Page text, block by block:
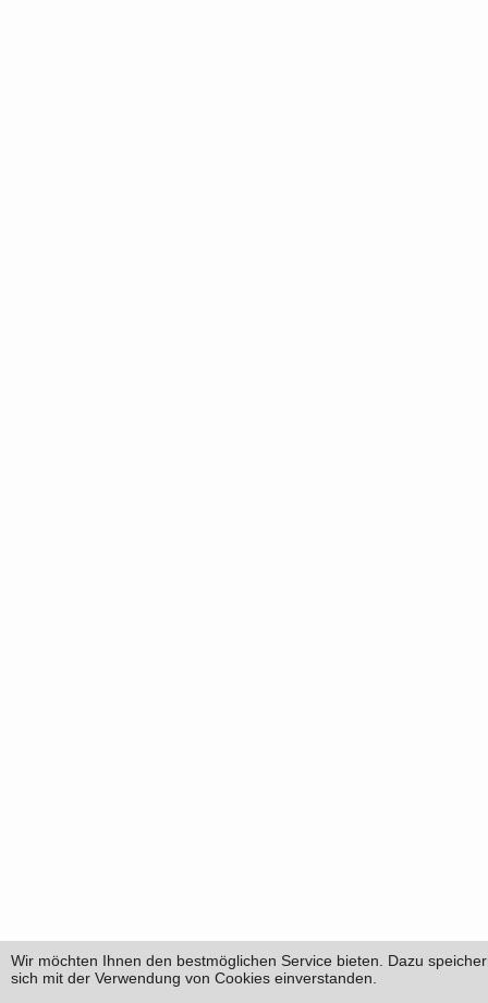
Wir möchten Ihnen den bestmöglichen Service bieten. Dazu
sich mit der Verwendung von Cookies einverstanden.